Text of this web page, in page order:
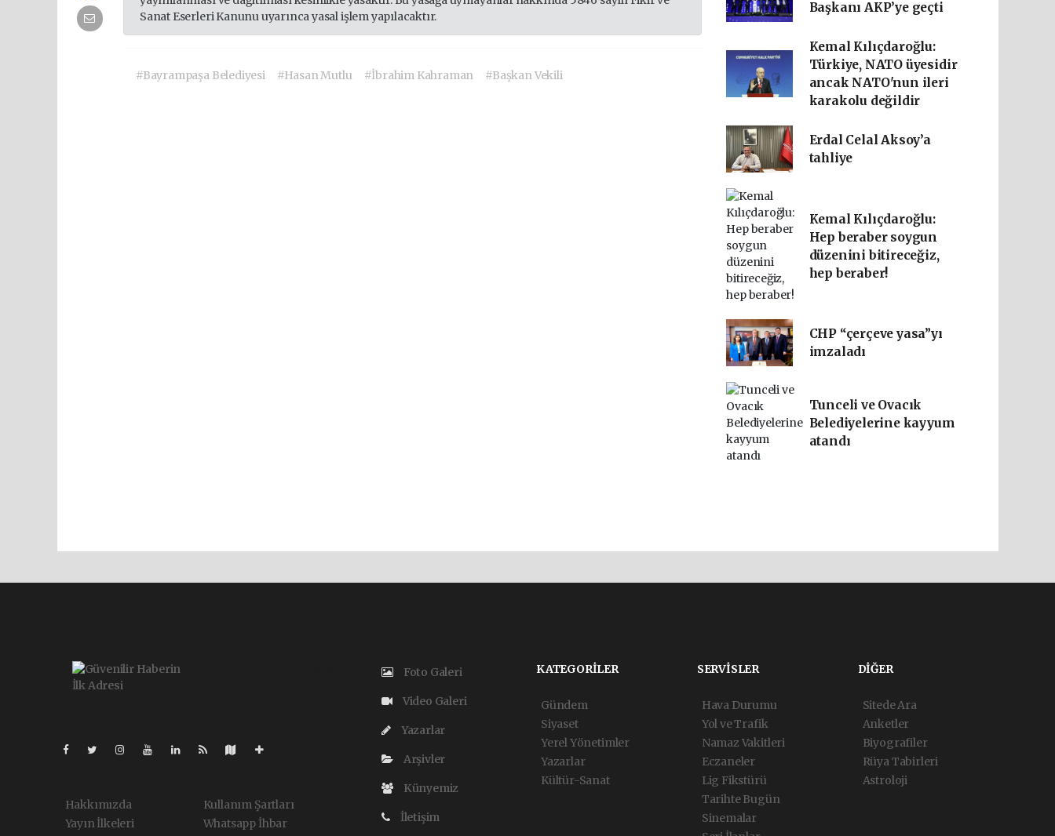
Sanat Eserleri Kanunu uyarınca yasal işlem yapılacaktır.
#Bayrampaşa Belediyesi #Hasan Mutlu #İbrahim Kahraman #Başkan Vekili
Başkanı AKP’ye geçti
Kemal Kılıçdaroğlu:
Türkiye, NATO üyesidir
ancak NATO'nun ileri
karakolu değildir
Erdal Celal Aksoy’a
tahliye
Kemal Kılıçdaroğlu:
Hep beraber soygun
düzenini bitireceğiz,
hep beraber!
CHP “çerçeve yasa”yı
imzaladı
Tunceli ve Ovacık
Belediyelerine kayyum
atandı
Hakkımızda
Yayın İlkeleri
Kullanım Şartları
Whatsapp İhbar
Foto Galeri
Video Galeri
Yazarlar
Arşivler
Künyemiz
İletişim
KATEGORİLER
Gündem
Siyaset
Yerel Yönetimler
Yazarlar
Kültür-Sanat
SERVİSLER
Hava Durumu
Yol ve Trafik
Namaz Vakitleri
Eczaneler
Lig Fikstürü
Tarihte Bugün
Sinemalar
DİĞER
Sitede Ara
Anketler
Biyografiler
Rüya Tabirleri
Astroloji